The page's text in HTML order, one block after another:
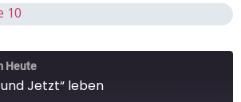
10
Heute
und Jetzt“ leben